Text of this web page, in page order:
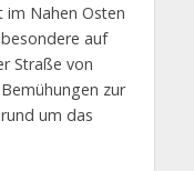
im Nahen Osten
auf
Straße von
zur
um das